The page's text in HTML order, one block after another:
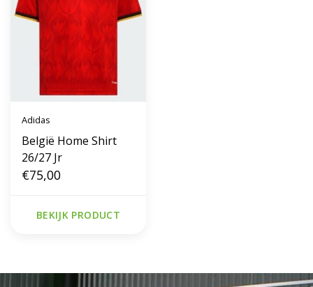
Adidas
België Home Shirt
26/27 Jr
€75,00
BEKIJK PRODUCT